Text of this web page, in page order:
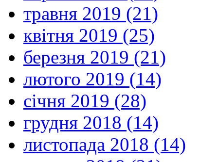
травня 2019 (21)
квітня 2019 (25)
березня 2019 (21)
лютого 2019 (14)
січня 2019 (28)
грудня 2018 (14)
листопада 2018 (14)